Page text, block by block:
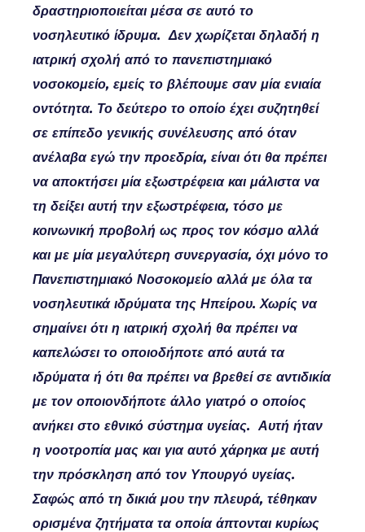
δραστηριοποιείται μέσα σε αυτό το
νοσηλευτικό ίδρυμα. Δεν χωρίζεται δηλαδή η
ιατρική σχολή από το πανεπιστημιακό
νοσοκομείο, εμείς το βλέπουμε σαν μία ενιαία
οντότητα. Το δεύτερο το οποίο έχει συζητηθεί
σε επίπεδο γενικής συνέλευσης από όταν
ανέλαβα εγώ την προεδρία, είναι ότι θα πρέπει
να αποκτήσει μία εξωστρέφεια και μάλιστα να
τη δείξει αυτή την εξωστρέφεια, τόσο με
κοινωνική προβολή ως προς τον κόσμο αλλά
και με μία μεγαλύτερη συνεργασία, όχι μόνο το
Πανεπιστημιακό Νοσοκομείο αλλά με όλα τα
νοσηλευτικά ιδρύματα της Ηπείρου. Χωρίς να
σημαίνει ότι η ιατρική σχολή θα πρέπει να
καπελώσει το οποιοδήποτε από αυτά τα
ιδρύματα ή ότι θα πρέπει να βρεθεί σε αντιδικία
με τον οποιονδήποτε άλλο γιατρό ο οποίος
ανήκει στο εθνικό σύστημα υγείας. Αυτή ήταν
η νοοτροπία μας και για αυτό χάρηκα με αυτή
την πρόσκληση από τον Υπουργό υγείας.
Σαφώς από τη δικιά μου την πλευρά, τέθηκαν
ορισμένα ζητήματα τα οποία άπτονται κυρίως